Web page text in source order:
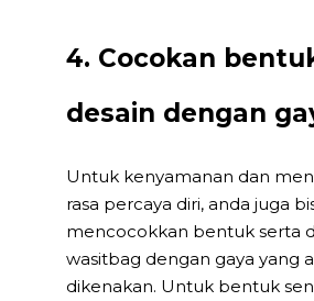
4. Cocokan
desain dengan
Untuk kenyamanan dan
rasa percaya diri, anda juga
mencocokkan bentuk serta
wasitbag dengan gaya yang
dikenakan. Untuk bentuk